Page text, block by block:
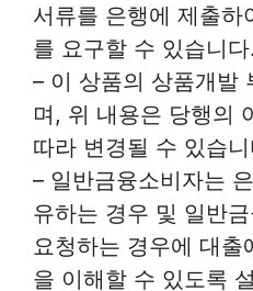
서류를 은행에 제출하
를 요구할 수 있습니다.
– 이 상품의 상품개발
며, 위 내용은 당행의
따라 변경될 수 있습
– 일반금융소비자는
유하는 경우 및 일반
요청하는 경우에 대
을 이해할 수 있도록